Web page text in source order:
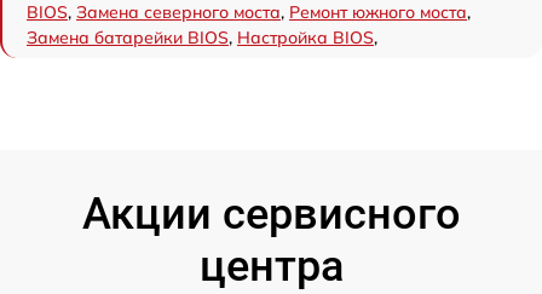
BIOS, Замена северного моста, Ремонт южного моста,
Замена батарейки BIOS, Настройка BIOS,
Акции сервисного
центра